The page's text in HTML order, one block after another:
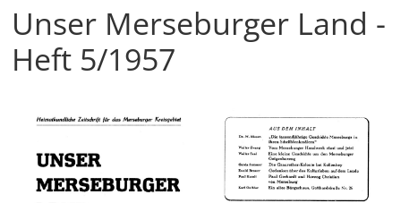
Unser Merseburger Land -
Heft 5/1957